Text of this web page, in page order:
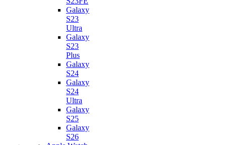
Galaxy
S23
Ultra
Galaxy
S23
Plus
Galaxy
S24
Galaxy
S24
Ultra
Galaxy
S25
Galaxy
S26